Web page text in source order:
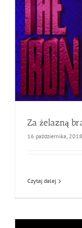
Za żelazną
16 października, 2018
Czytaj dalej